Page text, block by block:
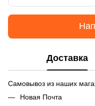
Доставка
Самовывоз из наших
Новая Почта